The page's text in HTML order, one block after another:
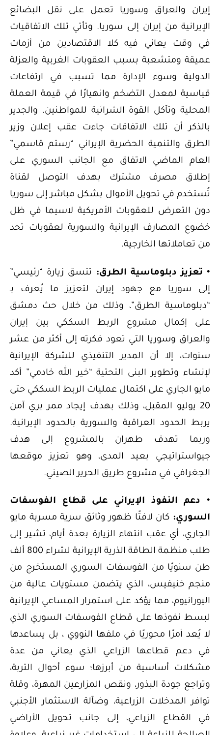
إيران والعراق وسوريا تعمل على نقل البضائع
الإيرانية من إيران إلى سوريا. وتأتي تلك الاتفاقيات
في وقت يعاني فيه كلا الاقتصادين من أزمات
عميقة ومتشعبة بسبب العقوبات الغربية والعزلة
الدولية وسوء الإدارة مما تسبب في ارتفاعات
قياسية لمعدل التضخم وانهيارًا في قيمة العملة
المحلية وتآكل القوة الشرائية للمواطنين. والجدير
بالذكر أن تلك الاتفاقات جاءت عقب إعلان وزير
الطرق والتنمية الحضرية الإيراني “رستم قاسمي”
العام الماضي الاتفاق مع الجانب السوري على
إطلاق مصرف مشترك بهدف التوصل لقناة
تُستخدم في تحويل الأموال بشكل مباشر إلى سوريا
دون التعرض للعقوبات الأمريكية لاسيما في ظل
خضوع المصارف الإيرانية والسورية لعقوبات تحد
من تعاملاتها الخارجية.
• تعزيز دبلوماسية الطرق:تتسق زيارة “رئيسي”
إلى سوريا مع جهود إيران لتعزيز ما يُعرف بـ
“دبلوماسية الطرق”، وذلك من خلال حث دمشق
على إكمال مشروع الربط السككي بين إيران
والعراق وسوريا التي تعود فكرته إلى أكثر من عشر
سنوات، إلا أن المدير التنفيذي للشركة الإيرانية
لإنشاء وتطوير البنى التحتية “خير الله خادمي” أكد
مايو الجاري على اكتمال عمليات الربط السككي حتى
20 يوليو المقبل، وذلك بهدف إيجاد ممر بري آمن
يربط الحدود العراقية والسورية بالحدود الإيرانية.
وربما تهدف طهران بالمشروع إلى هدف
جيواستراتيجي بعيد المدى، وهو تعزيز موقعها
الجغرافي في مشروع طريق الحرير الصيني.
• دعم النفوذ الإيراني على قطاع الفوسفات
السوري:كان لافتًا ظهور وثائق سرية مسربة مايو
الجاري، أي عقب انتهاء الزيارة بعدة أيام، تشير إلى
طلب منظمة الطاقة الذرية الإيرانية لشراء 800 ألف
طن سنويًا من الفوسفات السوري المستخرج من
منجم خنيفيس، الذي يتضمن مستويات عالية من
اليورانيوم، مما يؤكد على استمرار المساعي الإيرانية
لبسط نفوذها على قطاع الفوسفات السوري الذي
لا يُعد أمرًا محوريًا في ملفها النووي ، بل يساعدها
في دعم قطاعها الزراعي الذي يعاني من عدة
مشكلات أساسية من أبرزها؛ سوء أحوال التربة،
وتراجع جودة البذور، ونقص المزارعين المهرة، وقلة
توافر المدخلات الزراعية، وضآلة الاستثمار الأجنبي
في القطاع الزراعي، إلى جانب تحويل الأراضي